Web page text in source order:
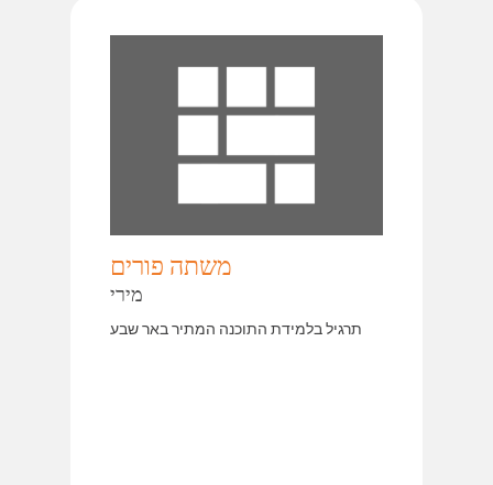
משתה פורים
מירי
תרגיל בלמידת התוכנה המתיר באר שבע